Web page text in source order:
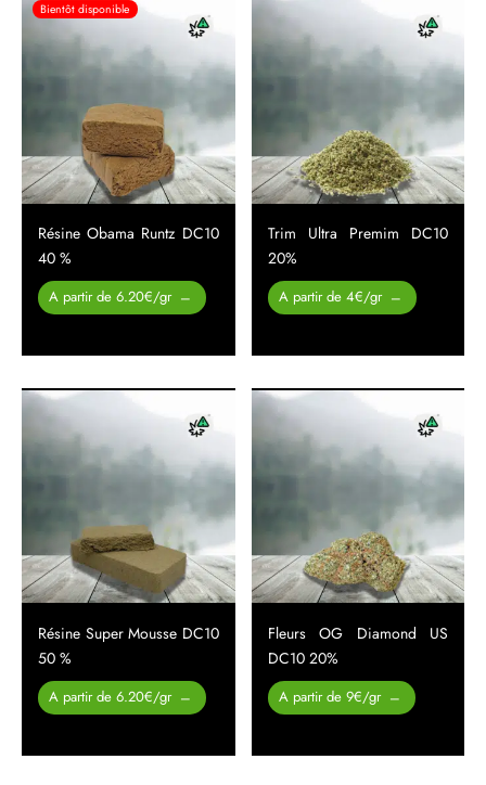
Bientôt disponible
Résine Obama Runtz DC10
40 %
A partir de 6.20€/gr –
Plage de
prix :
à
Trim Ultra Premim DC10
20%
A partir de 4€/gr –
Plage de
prix :
à
Résine Super Mousse DC10
50 %
A partir de 6.20€/gr –
Plage de
prix :
à
Fleurs OG Diamond US
DC10 20%
A partir de 9€/gr –
Plage de
prix :
à